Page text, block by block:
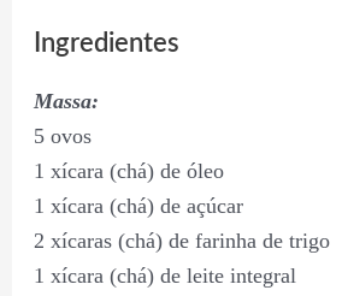
Ingredientes
Massa:
5 ovos
1 xícara (chá) de óleo
1 xícara (chá) de açúcar
2 xícaras (chá) de farinha de trigo
1 xícara (chá) de leite integral